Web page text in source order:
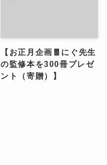
【お正月企画🧧にぐ先生
の監修本を300冊プレゼ
ント（寄贈）】